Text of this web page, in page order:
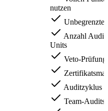
nutzen
Unbegrenzte
Anzahl
Units
Veto-Prüfung
Auditzyklus
Team-Audits